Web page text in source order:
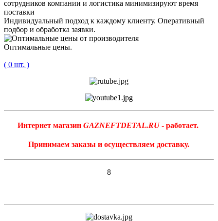
Индивидуальный подход к каждому клиенту. Оперативный
подбор и обработка заявки.
Оптимальные цены.
( 0 шт. )
Интернет магазин GAZNEFTDETAL.RU- работает.
Принимаем заказы и осуществляем доставку.
8